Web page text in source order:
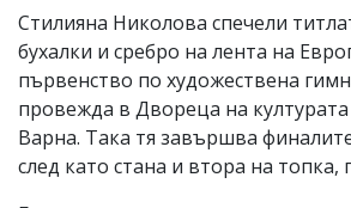
редакцията
не
носи
отговорност
тях!
Ако
откриете
обиден
Стилияна Николова спечели
бухалки и сребро на лента на
първенство по художествена
провежда в Двореца на
Варна. Така тя завършва
след като стана и втора на топка,